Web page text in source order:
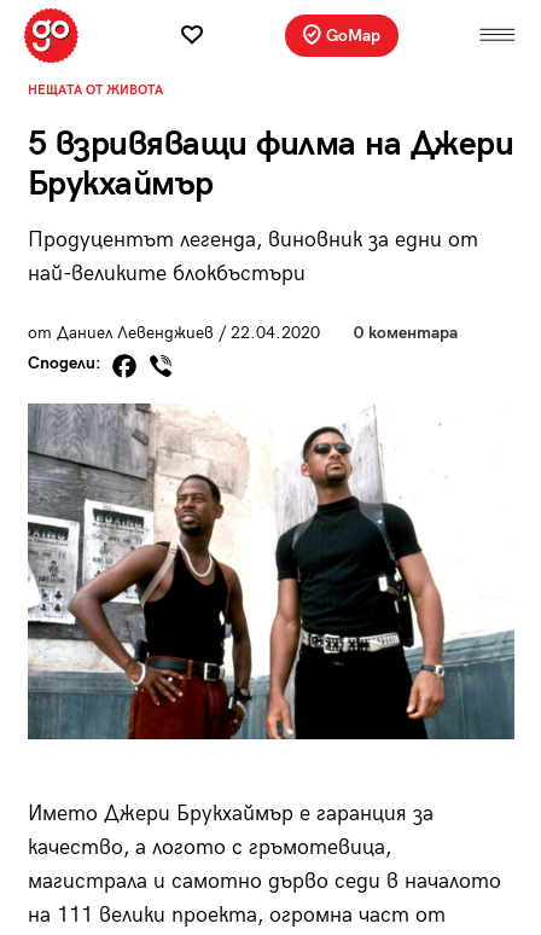
GoMap
НЕЩАТА ОТ ЖИВОТА
5 взривяващи филма на Джери
Брукхаймър
Продуцентът легенда, виновник за едни от
най-великите блокбъстъри
от Даниел Левенджиев / 22.04.2020
0 коментара
Сподели:
Името Джери Брукхаймър е гаранция за
качество, а логото с гръмотевица,
магистрала и самотно дърво седи в началото
на 111 велики проекта, огромна част от